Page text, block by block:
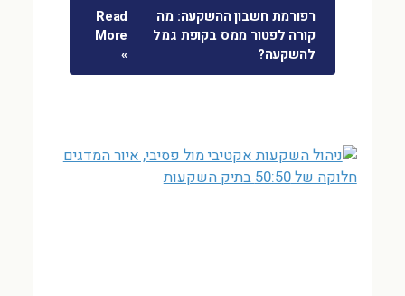
רפורמת חשבון ההשקעה: מה
קורה לפטור ממס בקופת גמל
להשקעה?
Read
More
»